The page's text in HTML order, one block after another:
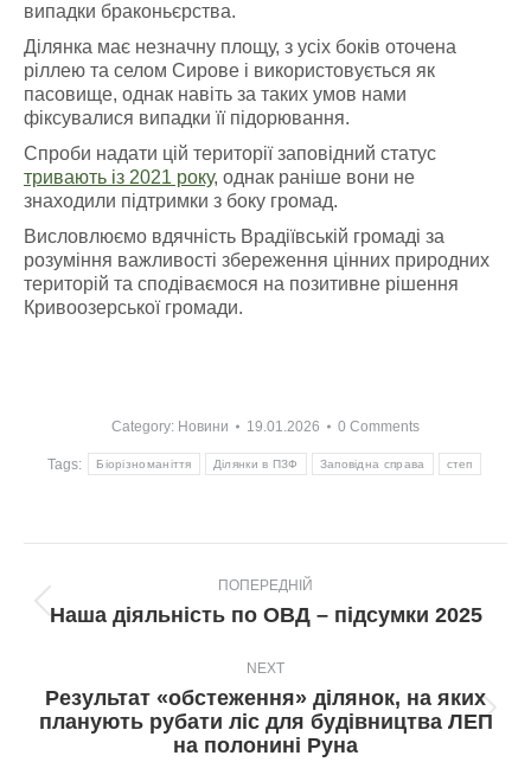
випадки браконьєрства.
Ділянка має незначну площу, з усіх боків оточена
ріллею та селом Сирове і використовується як
пасовище, однак навіть за таких умов нами
фіксувалися випадки її підорювання.
Спроби надати цій території заповідний статус
тривають із 2021 року, однак раніше вони не
знаходили підтримки з боку громад.
Висловлюємо вдячність Врадіївській громаді за
розуміння важливості збереження цінних природних
територій та сподіваємося на позитивне рішення
Кривоозерської громади.
Category: Новини 19.01.2026 0 Comments
Tags: Біорізноманіття Ділянки в ПЗФ Заповідна справа степ
navigation
ПОПЕРЕДНІЙ
Попередній
Наша діяльність по ОВД – підсумки 2025
NEXT
Next
post:
Результат «обстеження» ділянок, на яких
планують рубати ліс для будівництва ЛЕП
на полонині Руна